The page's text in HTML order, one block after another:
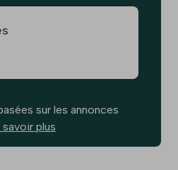
sur les annonces
savoir plus